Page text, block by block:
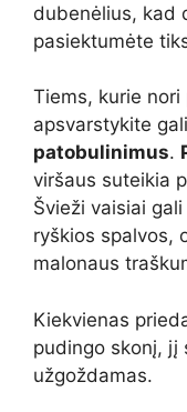
dubenėlius, kad
pasiektumėte
Tiems, kurie
apsvarstykite
patobulinimus.
viršaus suteikia
Švieži vaisiai
ryškios spalvos,
malonaus
Kiekvienas
pudingo skonį, jį
užgoždamas.